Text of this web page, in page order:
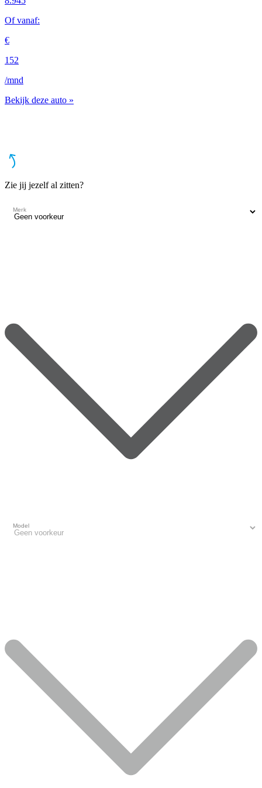
Of vanaf:
€
152
/mnd
Bekijk deze auto »
Zie jij jezelf al zitten?
Merk
Model